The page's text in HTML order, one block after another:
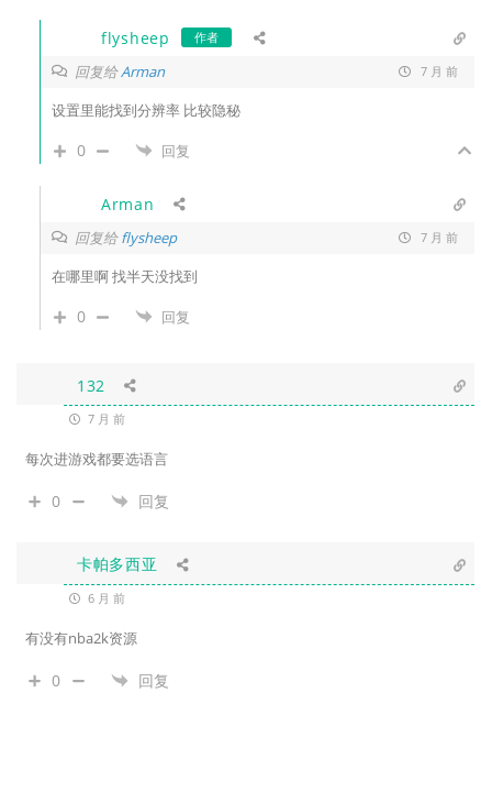
flysheep 作者
回复给Arman 7 月 前
设置里能找到分辨率 比较隐秘
0 回复
Arman
回复给flysheep 7 月 前
在哪里啊 找半天没找到
0 回复
132
7 月 前
每次进游戏都要选语言
0 回复
卡帕多西亚
6 月 前
有没有nba2k资源
0 回复